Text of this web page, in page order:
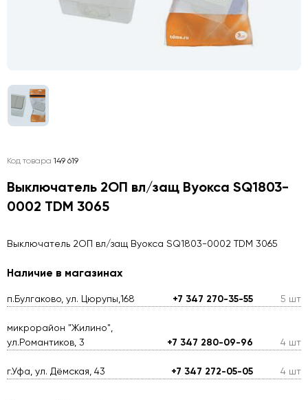
Код товара 149 619
Выключатель 2ОП вл/защ Вуокса SQ1803-
0002 TDM 3065
Выключатель 2ОП вл/защ Вуокса SQ1803-0002 TDM 3065
Наличие в магазинах
п.Булгаково, ул. Цюрупы,168 +7 347 270-35-55 5 шт
микрорайон "Жилино",
ул.Романтиков, 3
+7 347 280-09-96 4 шт
г.Уфа, ул. Дёмская, 43 +7 347 272-05-05 4 шт